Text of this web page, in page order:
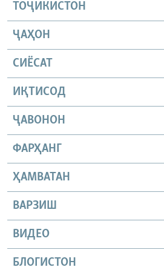
ТОҶИКИСТОН
ҶАҲОН
СИЁСАТ
ИҚТИСОД
ҶАВОНОН
ФАРҲАНГ
ҲАМВАТАН
ВАРЗИШ
ВИДЕО
БЛОГИСТОН